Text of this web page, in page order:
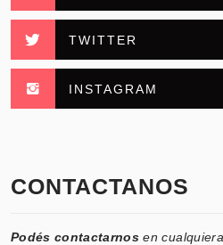
TWITTER
INSTAGRAM
CONTACTANOS
Podés contactarnos en